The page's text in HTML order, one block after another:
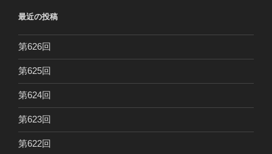
最近の投稿
第626回
第625回
第624回
第623回
第622回